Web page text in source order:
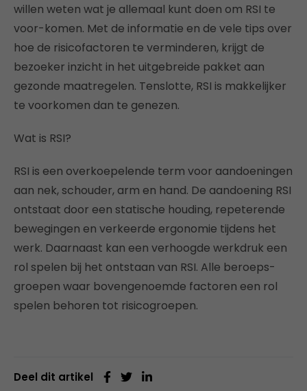
willen weten wat je allemaal kunt doen om RSI te
voor-komen. Met de informatie en de vele tips over
hoe de risicofactoren te verminderen, krijgt de
bezoeker inzicht in het uitgebreide pakket aan
gezonde maatregelen. Tenslotte, RSI is makkelijker
te voorkomen dan te genezen.
Wat is RSI?
RSI is een overkoepelende term voor aandoeningen
aan nek, schouder, arm en hand. De aandoening RSI
ontstaat door een statische houding, repeterende
bewegingen en verkeerde ergonomie tijdens het
werk. Daarnaast kan een verhoogde werkdruk een
rol spelen bij het ontstaan van RSI. Alle beroeps-
groepen waar bovengenoemde factoren een rol
spelen behoren tot risicogroepen.
Deel dit artikel